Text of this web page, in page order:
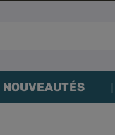
NOUVEAUTÉS